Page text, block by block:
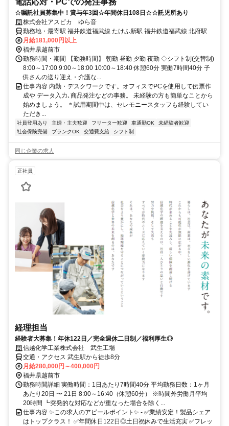
電話応対・PCでの発注事務
☆嘱託社員募集中！賞与年3回☆年間休日108日☆☆託児所あり
株式会社アスピカ ゆら音
勤務地・最寄駅 福井鉄道福武線 たけふ新駅 福井鉄道福武線 北府駅
月給181,000円以上
福井県越前市
勤務時間・期間 【勤務時間】 朝勤 昼勤 夕勤 夜勤 ◇シフト制(交替制)
8:00～17:00 9:00～18:00 10:00～18:40 休憩60分 実働7時間40分 子
供さんの送り迎え・介護な...
仕事内容 内勤・デスクワークです。オフィスでPCを使用して伝票作
成や データ入力､商品発注などの事務。 未経験の方も簡単なことから
始めましょう。 ＊試用期間中は、セレモニースタッフも経験してい
ただき...
社員登用あり 主婦・主夫歓迎 フリーター歓迎 車通勤OK
未経験者歓迎
社会保険完備
ブランクOK 交通費支給 シフト制
同じ企業の求人
正社員
経理担当
経験者大募集！年休122日／完全週休二日制／福利厚生◎
信越化学工業株式会社 武生工場
交通・アクセス 武生駅から徒歩8分
月給280,000円～400,000円
福井県越前市
勤務時間詳細 実働時間：1日あたり7時間40分 平均勤務日数：1ヶ月
あたり20日 〜 21日 8:00～16:40（休憩60分） ※時間外労働月平均
20時間 ┗突発的な対応などが重なった場合を除く...
仕事内容 ✨この求人のアピールポイント✨ - ✅業績安定！製品シェア
はトップクラス！ ✅年間休日122日◎土日祝休みで生活充実 ✅フレッ